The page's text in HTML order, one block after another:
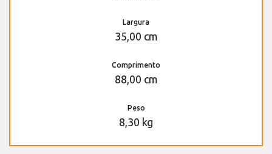
Largura
35,00 cm
Comprimento
88,00 cm
Peso
8,30 kg